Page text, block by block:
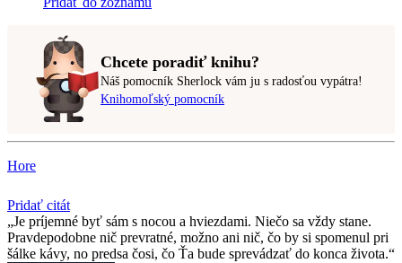
Chcete poradiť knihu?
Náš pomocník Sherlock vám ju s radosťou vypátra!
Knihomoľský pomocník
Hore
Pridať citát
Je príjemné byť sám s nocou a hviezdami. Niečo sa vždy stane.
Pravdepodobne nič prevratné, možno ani nič, čo by si spomenul pri
šálke kávy, no predsa čosi, čo Ťa bude sprevádzať do konca života.